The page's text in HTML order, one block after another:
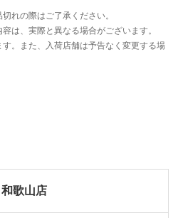
歌山店